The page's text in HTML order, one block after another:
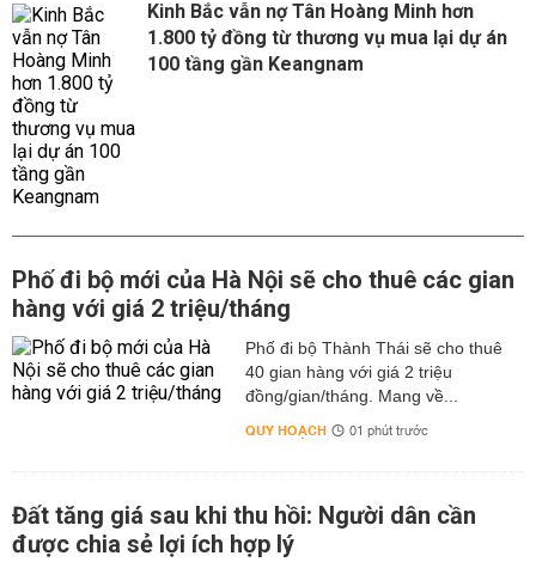
Kinh Bắc vẫn nợ Tân Hoàng Minh hơn
1.800 tỷ đồng từ thương vụ mua lại dự án
100 tầng gần Keangnam
Phố đi bộ mới của Hà Nội sẽ cho thuê các gian
hàng với giá 2 triệu/tháng
Phố đi bộ Thành Thái sẽ cho thuê
40 gian hàng với giá 2 triệu
đồng/gian/tháng. Mang về...
QUY HOẠCH 01 phút trước
Đất tăng giá sau khi thu hồi: Người dân cần
được chia sẻ lợi ích hợp lý